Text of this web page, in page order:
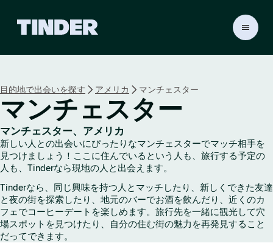
r
ホ
ー
ム
ペ
ー
ジ
目的地で出会いを探す アメリカ マンチェスター
マンチェスター
マンチェスター、アメリカ
新しい人との出会いにぴったりなマンチェスターでマッチ相手を
見つけましょう！ここに住んでいるという人も、旅行する予定の
人も、Tinderなら現地の人と出会えます。
Tinderなら、同じ興味を持つ人とマッチしたり、新しくできた友達
と夜の街を探索したり、地元のバーでお酒を飲んだり、近くのカ
フェでコーヒーデートを楽しめます。旅行先を一緒に観光して穴
場スポットを見つけたり、自分の住む街の魅力を再発見すること
だってできます。